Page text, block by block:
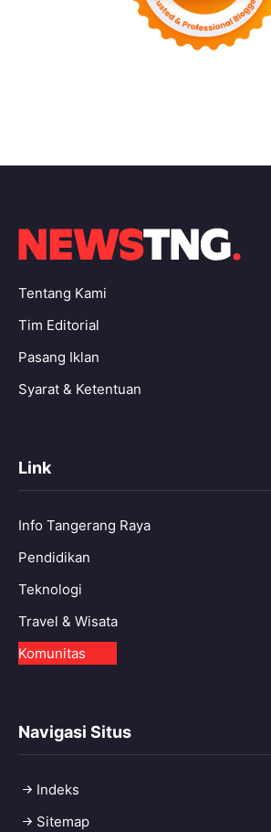
Tentang Kami
Tim Editorial
Pasang Iklan
Syarat & Ketentuan
Link
Info Tangerang Raya
Pendidikan
Teknologi
Travel & Wisata
Komunitas
Navigasi Situs
Indeks
Sitemap